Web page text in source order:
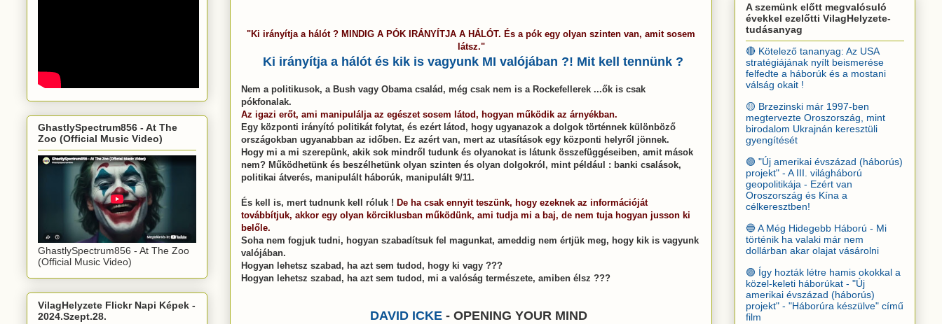
"Ki irányítja a hálót ? MINDIG A PÓK IRÁNYÍTJA A HÁLÓT. És a pók egy olyan szinten van, amit sosem
látsz."
Ki irányítja a hálót és kik is vagyunk MI valójában ?! Mit kell tennünk ?
Nem a politikusok, a Bush vagy Obama család, még csak nem is a Rockefellerek ...ők is csak
pókfonalak.
Az igazi erőt, ami manipulálja az egészet sosem látod, hogyan működik az árnyékban.
Egy központi irányító politikát folytat, és ezért látod, hogy ugyanazok a dolgok történnek különböző
országokban ugyanabban az időben. Ez azért van, mert az utasítások egy központi helyről jönnek.
Hogy mi a mi szerepünk, akik sok mindről tudunk és olyanokat is látunk összefüggéseiben, amit mások
nem? Működhetünk és beszélhetünk olyan szinten és olyan dolgokról, mint például : banki csalások,
politikai átverés, manipulált háborúk, manipulált 9/11.
És kell is, mert tudnunk kell róluk ! De ha csak ennyit teszünk, hogy ezeknek az információját
továbbítjuk, akkor egy olyan körciklusban működünk, ami tudja mi a baj, de nem tuja hogyan jusson ki
belőle.
Soha nem fogjuk tudni, hogyan szabadítsuk fel magunkat, ameddig nem értjük meg, hogy kik is vagyunk
valójában.
Hogyan lehetsz szabad, ha azt sem tudod, hogy ki vagy ???
Hogyan lehetsz szabad, ha azt sem tudod, mi a valóság természete, amiben élsz ???
DAVID ICKE - OPENING YOUR MIND
GhastlySpectrum856 - At The
Zoo (Official Music Video)
GhastlySpectrum856 - At The Zoo
(Official Music Video)
VilagHelyzete Flickr Napi Képek -
2024.Szept.28.
A szemünk előtt megvalósuló
évekkel ezelőtti VilagHelyzete-
tudásanyag
🔴 Kötelező tananyag: Az USA
stratégiájának nyílt beismerése
felfedte a háborúk és a mostani
válság okait !
🟡 Brzezinski már 1997-ben
megtervezte Oroszország, mint
birodalom Ukrajnán keresztüli
gyengítését
🟢 "Új amerikai évszázad (háborús)
projekt" - A III. világháború
geopolitikája - Ezért van
Oroszország és Kína a
célkeresztben!
🔵 A Még Hidegebb Háború - Mi
történik ha valaki már nem
dollárban akar olajat vásárolni
🟣 Így hozták létre hamis okokkal a
közel-keleti háborúkat - "Új
amerikai évszázad (háborús)
projekt" - "Háborúra készülve" című
film